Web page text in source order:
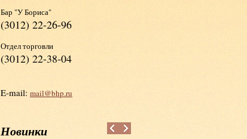
Бар "У Бориса"
(3012) 22-26-96
Отдел торговли
(3012) 22-38-04
E-mail: mail@bhp.ru
Новинки